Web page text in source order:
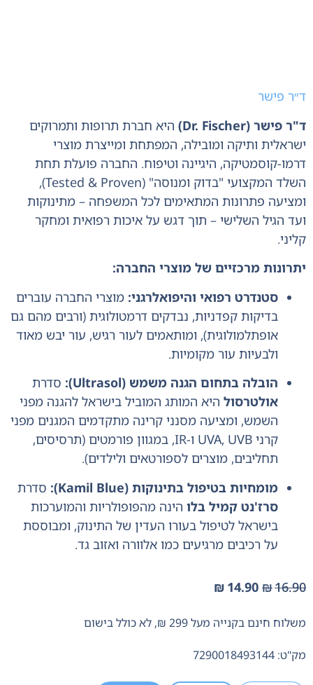
ד״ר פישר
ד"ר פישר (Dr. Fischer)
היא חברת תרופות ותמרוקים
ישראלית ותיקה ומובילה, המפתחת ומייצרת מוצרי
דרמו-קוסמטיקה, היגיינה וטיפוח. החברה פועלת תחת
השלד המקצועי "בדוק ומנוסה" (Tested & Proven),
ומציעה פתרונות המתאימים לכל המשפחה – מתינוקות
ועד הגיל השלישי – תוך דגש על איכות רפואית ומחקר
קליני.
יתרונות מרכזיים של מוצרי החברה:
סטנדרט רפואי והיפואלרגני: מוצרי החברה עוברים
בדיקות קפדניות, נבדקים דרמטולוגית (ורבים מהם גם
אופתלמולוגית), ומותאמים לעור רגיש, עור יבש מאוד
ולבעיות עור מקומיות.
הובלה בתחום הגנה משמש (Ultrasol):
סדרת
אולטרסול היא המותג המוביל בישראל להגנה מפני
השמש, ומציעה מסנני קרינה מתקדמים המגנים מפני
קרני UVA, UVB ו-IR, במגוון פורמטים (תרסיסים,
תחליבים, מוצרים לספורטאים ולילדים).
מומחיות בטיפול בתינוקות (Kamil Blue):
סדרת
סרז'נט קמיל בלו הינה מהפופולריות והמוערכות
בישראל לטיפול בעורו העדין של התינוק, ומבוססת
על רכיבים מרגיעים כמו אלוורה ואזוב גד.
₪16.90
₪ 14.90
משלוח חינם בקנייה מעל 299 ₪, לא כולל בישום
מק"ט: 7290018493144